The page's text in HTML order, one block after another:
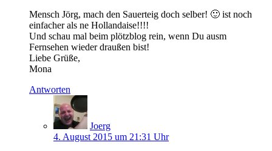
Mensch Jörg, mach den Sauerteig doch selber! 🙂 ist noch
einfacher als ne Hollandaise!!!!
Und schau mal beim plötzblog rein, wenn Du ausm
Fernsehen wieder draußen bist!
Liebe Grüße,
Mona
Antworten
Joerg
4. August 2015 um 21:31 Uhr